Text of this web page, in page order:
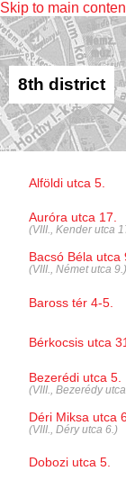
Skip to main
8th district
Alföldi utca 5.
Auróra utca 17.
(VIII., Kender utca
Bacsó Béla utca
(VIII., Német utca 9.)
Baross tér 4-5.
Bérkocsis utca 31.
Bezerédi utca 5.
(VIII., Bezerédy
Déri Miksa utca
(VIII., Déry utca 6.)
Dobozi utca 5.